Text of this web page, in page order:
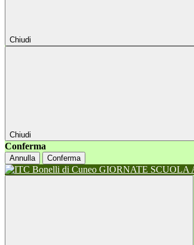
Chiudi
Chiudi
Conferma
Annulla Conferma
GIORNATE SCUOLA